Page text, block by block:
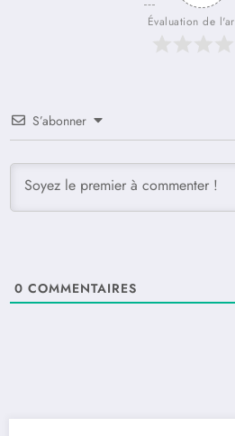
Évaluation de
S’abonner
0 COMMENTAIRES